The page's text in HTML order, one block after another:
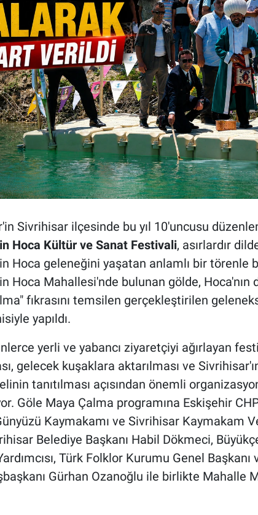
Sivrihisar ilçesinde bu yıl 10'uncusu
Hoca Kültür ve Sanat Festivali, asırlardır
Hoca geleneğini yaşatan anlamlı bir törenle
Hoca Mahallesi'nde bulunan gölde, Hoca'nın
fıkrasını temsilen gerçekleştirilen
yapıldı.
yerli ve yabancı ziyaretçiyi ağırlayan
gelecek kuşaklara aktarılması ve
tanıtılması açısından önemli
Göle Maya Çalma programına Eskişehir
Kaymakamı ve Sivrihisar Kaymakam
Belediye Başkanı Habil Dökmeci,
Türk Folklor Kurumu Genel Başkanı
Gürhan Ozanoğlu ile birlikte Mahalle